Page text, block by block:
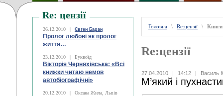
Re: цензії
26.12.2010 | Євген Баран
Пролог любові як пролог
життя…
23.12.2010 | Буквоїд
Вікторія Черняхівська: «Всі
книжки читаю немов
автобіографічні»
20.12.2010 | Оксана Жила, Львів
Головна \ Re:цензії \ Книги
Re:цензії
27.04.2010 | 14:12 | Василь
М’який і